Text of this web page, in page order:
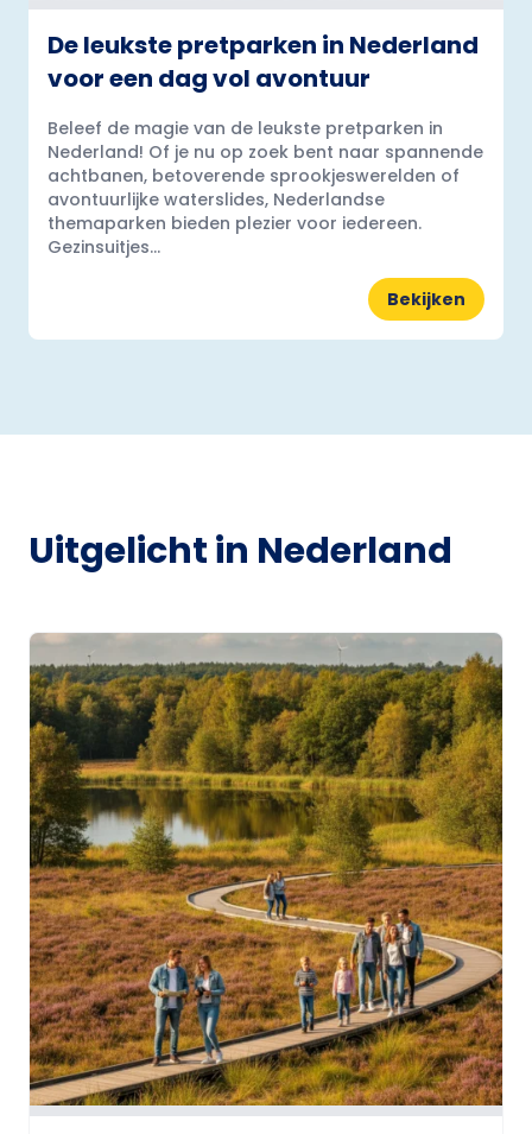
De leukste pretparken in Nederland
voor een dag vol avontuur
Beleef de magie van de leukste pretparken in
Nederland! Of je nu op zoek bent naar spannende
achtbanen, betoverende sprookjeswerelden of
avontuurlijke waterslides, Nederlandse
themaparken bieden plezier voor iedereen.
Gezinsuitjes...
Bekijken
Uitgelicht in Nederland